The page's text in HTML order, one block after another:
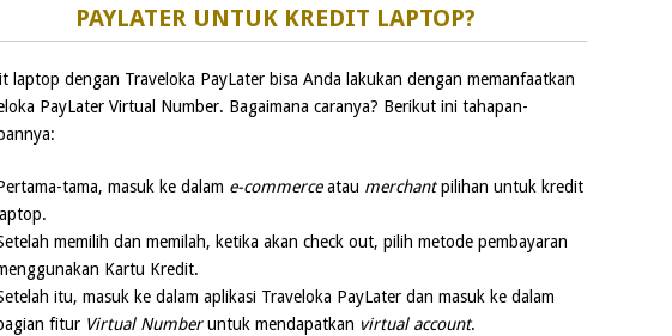
PAYLATER UNTUK KREDIT LAPTOP?
laptop dengan Traveloka PayLater bisa Anda lakukan dengan memanfaatkan
PayLater Virtual Number. Bagaimana caranya? Berikut ini tahapan-
tama, masuk ke dalam e-commerceatau merchantpilihan untuk kredit
laptop.
memilih dan memilah, ketika akan check out, pilih metode pembayaran
Kartu Kredit.
itu, masuk ke dalam aplikasi Traveloka PayLater dan masuk ke dalam
fitur Virtual Numberuntuk mendapatkan virtual account.